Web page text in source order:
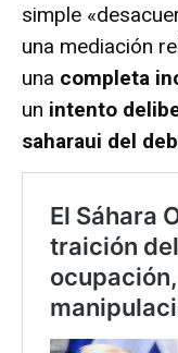
simple
una mediación
una completa
un intento
saharaui del